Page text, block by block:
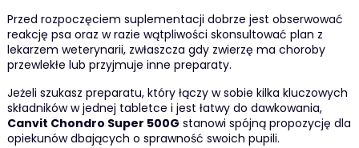
Przed rozpoczęciem suplementacji dobrze jest obserwować
reakcję psa oraz w razie wątpliwości skonsultować plan z
lekarzem weterynarii, zwłaszcza gdy zwierzę ma choroby
przewlekłe lub przyjmuje inne preparaty.
Jeżeli szukasz preparatu, który łączy w sobie kilka kluczowych
składników w jednej tabletce i jest łatwy do dawkowania,
Canvit Chondro Super 500G stanowi spójną propozycję dla
opiekunów dbających o sprawność swoich pupili.